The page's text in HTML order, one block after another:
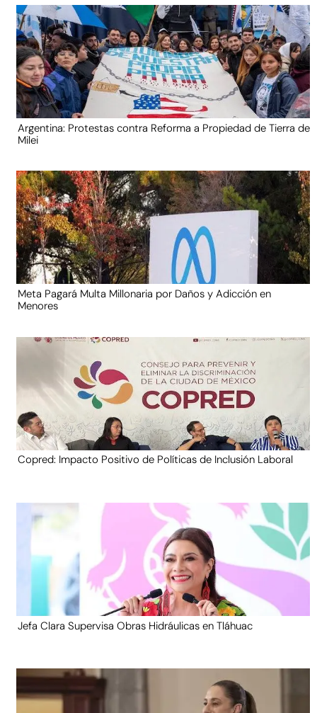
Argentina: Protestas contra Reforma a Propiedad de Tierra de
Milei
Meta Pagará Multa Millonaria por Daños y Adicción en
Menores
Copred: Impacto Positivo de Políticas de Inclusión Laboral
Jefa Clara Supervisa Obras Hidráulicas en Tláhuac